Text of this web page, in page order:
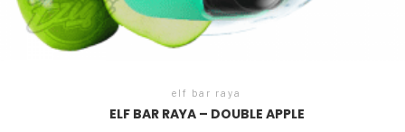
elf bar raya
ELF BAR RAYA – DOUBLE APPLE